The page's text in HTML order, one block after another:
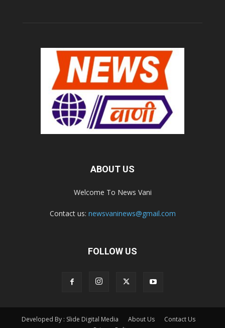
ABOUT US
Welcome To News Vani
Contact us: newsvaninews@gmail.com
FOLLOW US
Developed By : Slide Digital Media About Us
Contact Us